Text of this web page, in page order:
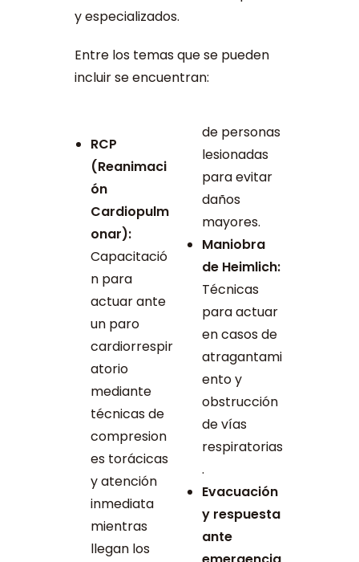
y especializados.
Entre los temas que se pueden
incluir se encuentran:
RCP
(Reanimaci
ón
Cardiopulm
onar):
Capacitació
n para
actuar ante
un paro
cardiorrespir
atorio
mediante
técnicas de
compresion
es torácicas
y atención
inmediata
mientras
llegan los
de personas
lesionadas
para evitar
daños
mayores.
Maniobra
de Heimlich:
Técnicas
para actuar
en casos de
atragantami
ento y
obstrucción
de vías
respiratorias
.
Evacuación
y respuesta
ante